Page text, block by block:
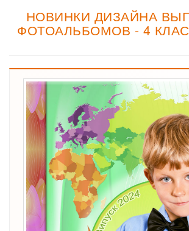
НОВИНКИ ДИЗАЙНА
ФОТОАЛЬБОМОВ - 4